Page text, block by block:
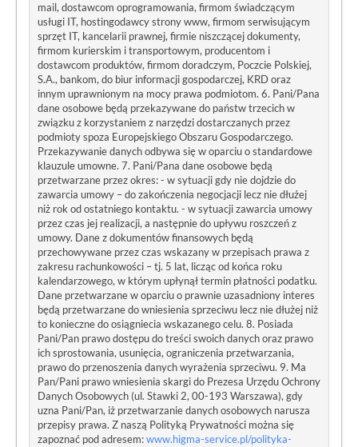
mail, dostawcom oprogramowania, firmom świadczącym
usługi IT, hostingodawcy strony www, firmom serwisującym
sprzęt IT, kancelarii prawnej, firmie niszczącej dokumenty,
firmom kurierskim i transportowym, producentom i
dostawcom produktów, firmom doradczym, Poczcie Polskiej,
S.A., bankom, do biur informacji gospodarczej, KRD oraz
innym uprawnionym na mocy prawa podmiotom. 6. Pani/Pana
dane osobowe będą przekazywane do państw trzecich w
związku z korzystaniem z narzędzi dostarczanych przez
podmioty spoza Europejskiego Obszaru Gospodarczego.
Przekazywanie danych odbywa się w oparciu o standardowe
klauzule umowne. 7. Pani/Pana dane osobowe będą
przetwarzane przez okres: - w sytuacji gdy nie dojdzie do
zawarcia umowy – do zakończenia negocjacji lecz nie dłużej
niż rok od ostatniego kontaktu. - w sytuacji zawarcia umowy
przez czas jej realizacji, a następnie do upływu roszczeń z
umowy. Dane z dokumentów finansowych będą
przechowywane przez czas wskazany w przepisach prawa z
zakresu rachunkowości – tj. 5 lat, licząc od końca roku
kalendarzowego, w którym upłynął termin płatności podatku.
Dane przetwarzane w oparciu o prawnie uzasadniony interes
będą przetwarzane do wniesienia sprzeciwu lecz nie dłużej niż
to konieczne do osiągniecia wskazanego celu. 8. Posiada
Pani/Pan prawo dostępu do treści swoich danych oraz prawo
ich sprostowania, usunięcia, ograniczenia przetwarzania,
prawo do przenoszenia danych wyrażenia sprzeciwu. 9. Ma
Pan/Pani prawo wniesienia skargi do Prezesa Urzędu Ochrony
Danych Osobowych (ul. Stawki 2, 00-193 Warszawa), gdy
uzna Pani/Pan, iż przetwarzanie danych osobowych narusza
przepisy prawa. Z naszą Polityką Prywatności można się
zapoznać pod adresem:www.higma-service.pl/polityka-